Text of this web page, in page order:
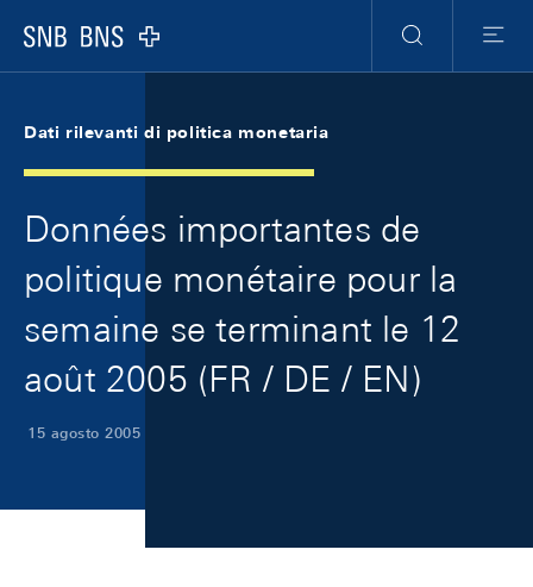
Logo
Ricerca
Menu
Dati rilevanti di politica monetaria
Données importantes de
politique monétaire pour la
semaine se terminant le 12
août 2005 (FR / DE / EN)
15 agosto 2005